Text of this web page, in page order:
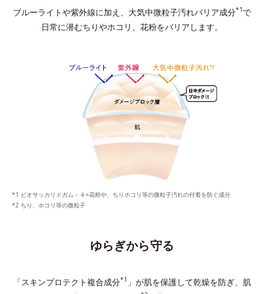
ブルーライトや紫外線に加え、大気中微粒子汚れバリア成分*1 で
日常に潜むちりやホコリ、花粉をバリアします。
ビオサッカリドガム－４=花粉や、ちりホコリ等の微粒子汚れの付着を防ぐ成分
ちり、ホコリ等の微粒子
ゆらぎから守る
「スキンプロテクト複合成分*1 」が肌を保護して乾燥を防ぎ、 肌